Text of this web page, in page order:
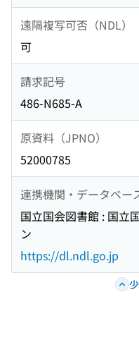
遠隔複写可否（NDL）
可
請求記号
486-N685-A
原資料（JPNO）
52000785
連携機関・データベー
国立国会図書館 : 国立
ン
https://dl.ndl.go.jp